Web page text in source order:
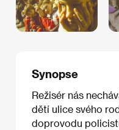
Synopse
Režisér nás
dětí ulice svého
doprovodu